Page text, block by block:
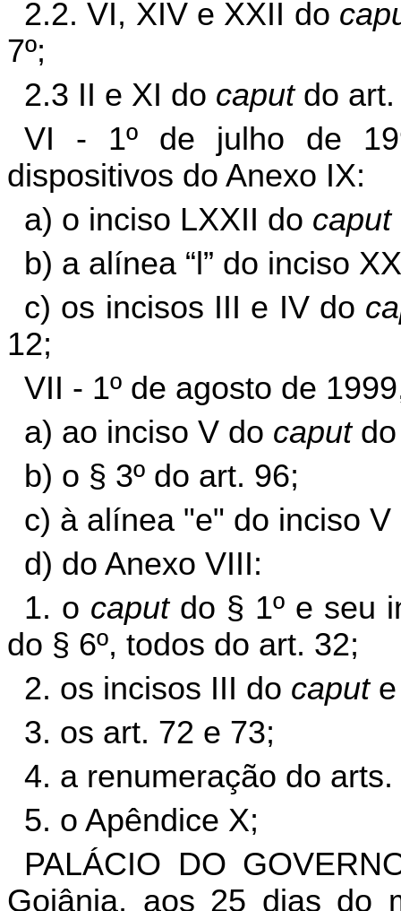
2.2. VI, XIV e XXII do
7º;
2.3 II e XI do caputdo art.
VI - 1º de julho de
dispositivos do Anexo IX:
a) o inciso LXXII do caput
b) a alínea “l” do inciso
c) os incisos III e IV do
12;
VII - 1º de agosto de
a) ao inciso V do caputdo
b) o § 3º do art. 96;
c) à alínea "e" do inciso
d) do Anexo VIII:
1. o caputdo § 1º e seu
do § 6º, todos do art. 32;
2. os incisos III do capute
3. os art. 72 e 73;
4. a renumeração do
5. o Apêndice X;
PALÁCIO DO
Goiânia, aos 25 dias do